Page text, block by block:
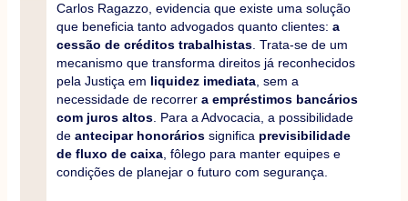
Carlos Ragazzo, evidencia que existe uma solução
que beneficia tanto advogados quanto clientes: a
cessão de créditos trabalhistas. Trata-se de um
mecanismo que transforma direitos já reconhecidos
pela Justiça em liquidez imediata, sem a
necessidade de recorrer a empréstimos bancários
com juros altos. Para a Advocacia, a possibilidade
de antecipar honoráriossignifica previsibilidade
de fluxo de caixa, fôlego para manter equipes e
condições de planejar o futuro com segurança.